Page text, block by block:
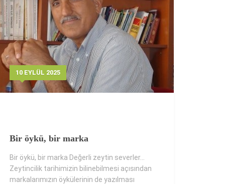
10 EYLÜL 2025
Bir öykü, bir marka
Bir öykü, bir marka Değerli zeytin severler...
Zeytincilik tarihimizin bilinebilmesi açısından
markalarımızın öykülerinin de yazılması